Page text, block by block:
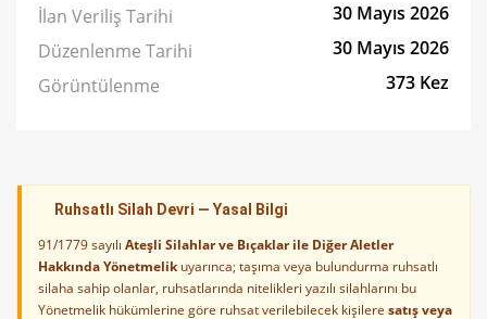
İlan Veriliş Tarihi
30 Mayıs 2026
Düzenlenme Tarihi
30 Mayıs 2026
Görüntülenme
373 Kez
Ruhsatlı Silah Devri — Yasal Bilgi
91/1779 sayılı Ateşli Silahlar ve Bıçaklar ile Diğer Aletler
Hakkında Yönetmelikuyarınca; taşıma veya bulundurma ruhsatlı
silaha sahip olanlar, ruhsatlarında nitelikleri yazılı silahlarını bu
Yönetmelik hükümlerine göre ruhsat verilebilecek kişilere satış veya